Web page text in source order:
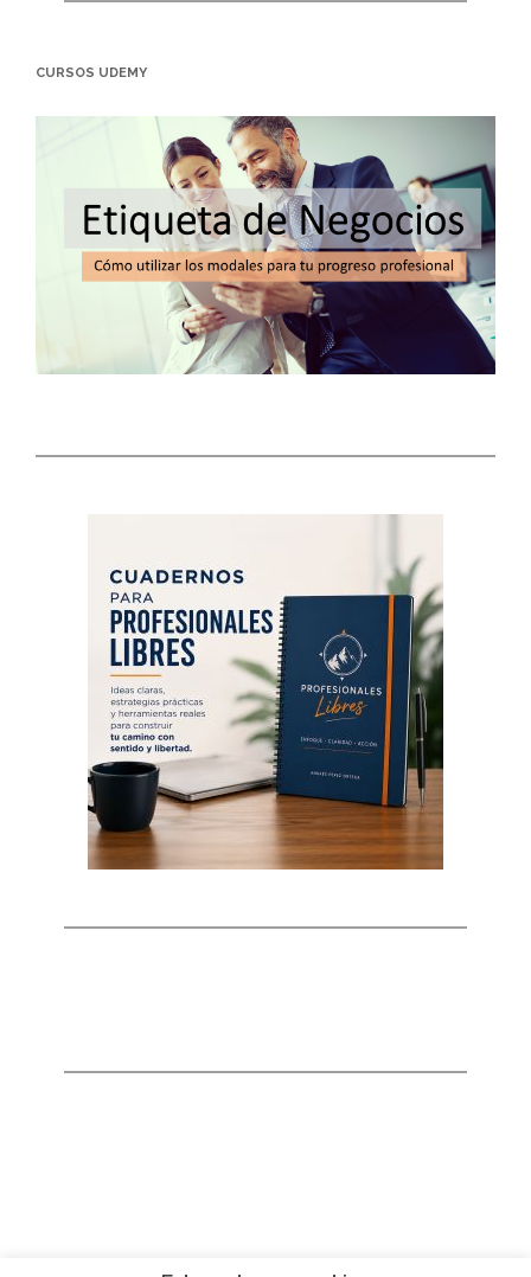
CURSOS UDEMY